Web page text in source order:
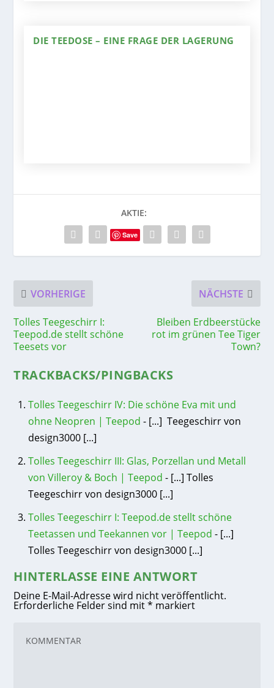
DIE TEEDOSE – EINE FRAGE DER LAGERUNG
AKTIE:
Save
VORHERIGE
Tolles Teegeschirr I:
Teepod.de stellt schöne
Teesets vor
NÄCHSTE
Bleiben Erdbeerstücke
rot im grünen Tee Tiger
Town?
TRACKBACKS/PINGBACKS
Tolles Teegeschirr IV: Die schöne Eva mit und
ohne Neopren | Teepod - [...] Teegeschirr von
design3000 [...]
Tolles Teegeschirr III: Glas, Porzellan und Metall
von Villeroy & Boch | Teepod - [...] Tolles
Teegeschirr von design3000 [...]
Tolles Teegeschirr I: Teepod.de stellt schöne
Teetassen und Teekannen vor | Teepod - [...]
Tolles Teegeschirr von design3000 [...]
HINTERLASSE EINE ANTWORT
Deine E-Mail-Adresse wird nicht veröffentlicht.
Erforderliche Felder sind mit* markiert